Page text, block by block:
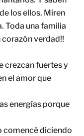
los ellos. Miren
Toda una familia
corazón verdad!!
crezcan fuertes y
el amor que
energías porque
comencé diciendo